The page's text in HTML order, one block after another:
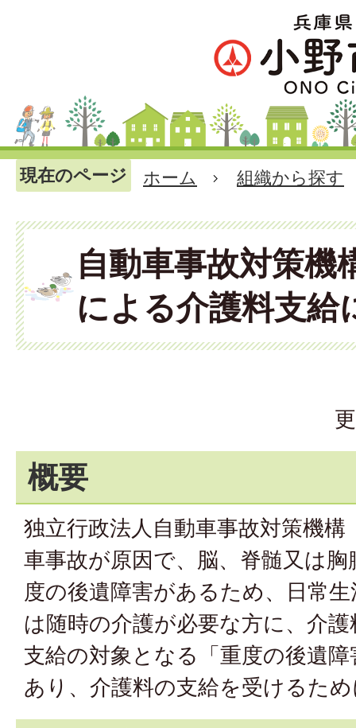
現在のページ ホーム 組織から探す
自動車事故対策機
による介護料支給
概要
独立行政法人自動車事故対策機
車事故が原因で、脳、脊髄又は
度の後遺障害があるため、日常
は随時の介護が必要な方に、介
支給の対象となる「重度の後遺
あり、介護料の支給を受けるた